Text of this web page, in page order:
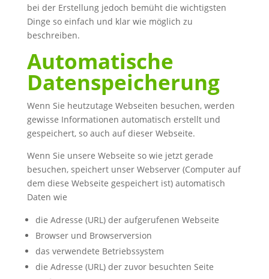
bei der Erstellung jedoch bemüht die wichtigsten
Dinge so einfach und klar wie möglich zu
beschreiben.
Automatische
Datenspeicherung
Wenn Sie heutzutage Webseiten besuchen, werden
gewisse Informationen automatisch erstellt und
gespeichert, so auch auf dieser Webseite.
Wenn Sie unsere Webseite so wie jetzt gerade
besuchen, speichert unser Webserver (Computer auf
dem diese Webseite gespeichert ist) automatisch
Daten wie
die Adresse (URL) der aufgerufenen Webseite
Browser und Browserversion
das verwendete Betriebssystem
die Adresse (URL) der zuvor besuchten Seite